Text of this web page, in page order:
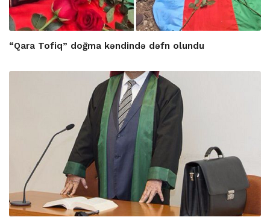
“Qara Tofiq” doğma kəndində dəfn olundu